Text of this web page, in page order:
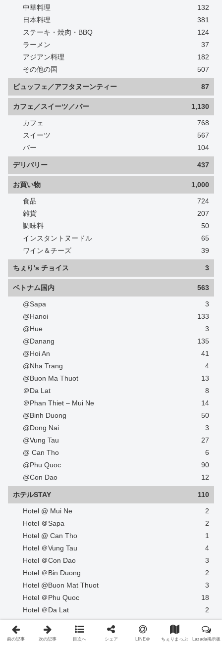
中華料理
132
日本料理
381
ステーキ・焼肉・BBQ
124
ラーメン
37
アジアン料理
182
その他の国
507
ビュッフェ／アフタヌーンティー 87
カフェ／スイーツ／バー 1,130
カフェ
768
スイーツ
567
バー
104
デリバリー 437
お買い物 1,000
食品
724
雑貨
207
調味料
50
インスタントヌードル
65
ワイン＆チーズ
39
ちぇり's チョイス 3
ベトナム国内 563
@Sapa
3
@Hanoi
133
@Hue
3
@Danang
135
@Hoi An
41
@Nha Trang
4
@Buon Ma Thuot
13
＠Da Lat
8
＠Phan Thiet – Mui Ne
14
@Binh Duong
50
@Dong Nai
3
@Vung Tau
27
@ Can Tho
6
@Phu Quoc
90
@Con Dao
12
ホテルSTAY 110
Hotel @ Mui Ne
2
Hotel ＠Sapa
2
Hotel @ Can Tho
1
Hotel ＠Vung Tau
4
Hotel ＠Con Dao
3
Hotel ＠Bin Duong
2
Hotel @Buon Mat Thuot
3
Hotel ＠Phu Quoc
18
Hotel ＠Da Lat
2
Hotel @Ha Noi
11
Hotel @Da Nang / Hoi An
17
前の記事 次の記事 目次へ シェア LINE＠ ちぇりまっぷ Lazada掲示板